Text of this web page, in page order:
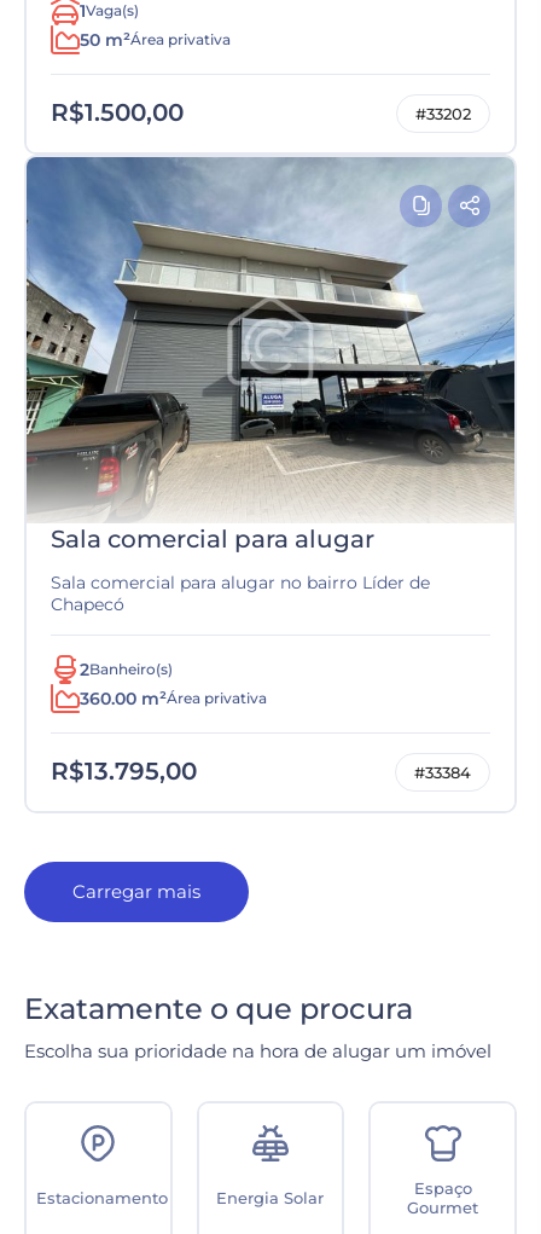
1Vaga(s)
50 m²Área privativa
R$1.500,00 #33202
Sala comercial para alugar
Sala comercial para alugar no bairro Líder de
Chapecó
2Banheiro(s)
360.00 m²Área privativa
R$13.795,00 #33384
Carregar mais
Exatamente o que procura
Escolha sua prioridade na hora de alugar um imóvel
Estacionamento Energia Solar
Espaço
Gourmet